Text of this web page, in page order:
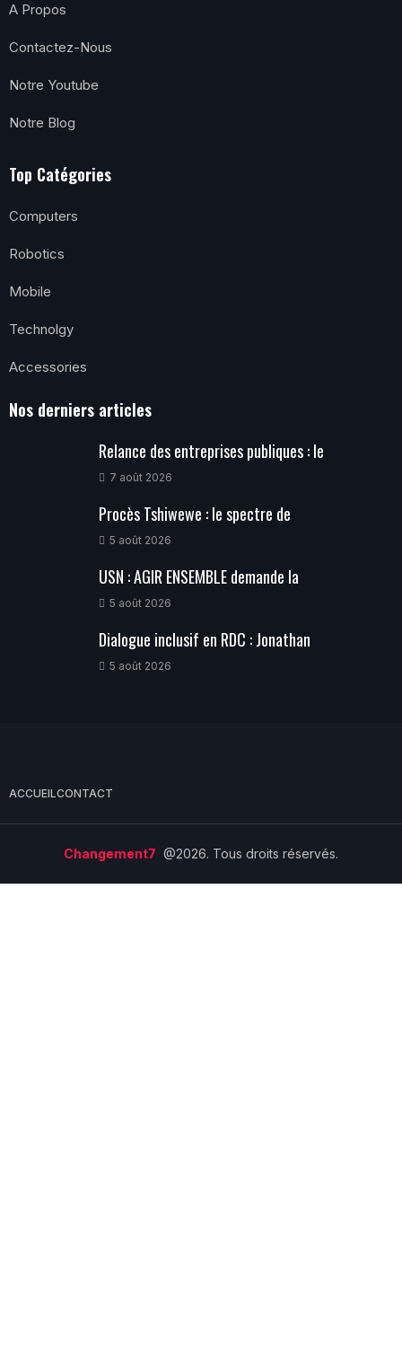
A Propos
Contactez-Nous
Notre Youtube
Notre Blog
Top Catégories
Computers
Robotics
Mobile
Technolgy
Accessories
Nos derniers articles
Relance des entreprises publiques : le
7 août 2026
Procès Tshiwewe : le spectre de
5 août 2026
USN : AGIR ENSEMBLE demande la
5 août 2026
Dialogue inclusif en RDC : Jonathan
5 août 2026
ACCUEILCONTACT
Changement7 @2026. Tous droits réservés.